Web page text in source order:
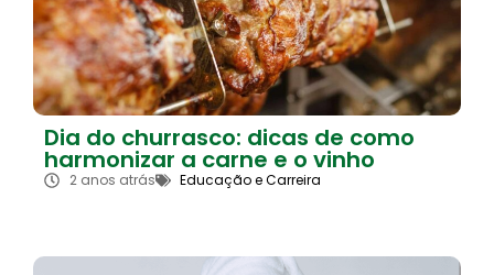
Dia do churrasco: dicas de como
harmonizar a carne e o vinho
2 anos atrás Educação e Carreira